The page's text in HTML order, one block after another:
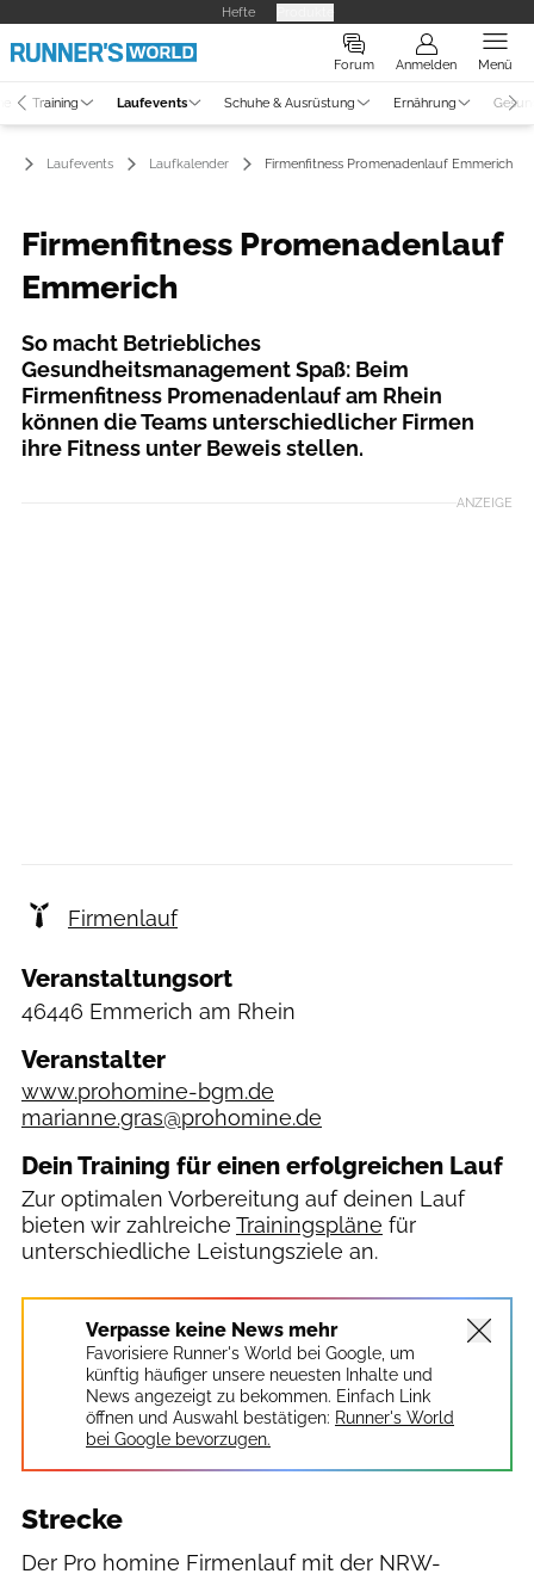
Hefte
Forum Anmelden Menü
Training Laufevents Schuhe & Ausrüstung Ernährung
Laufevents Laufkalender Firmenfitness Promenadenlauf Emmerich
Firmenfitness Promenadenlauf
Emmerich
So macht Betriebliches
Gesundheitsmanagement Spaß: Beim
Firmenfitness Promenadenlauf am Rhein
können die Teams unterschiedlicher Firmen
ihre Fitness unter Beweis stellen.
ANZEIGE
Firmenlauf
Veranstaltungsort
46446 Emmerich am Rhein
Veranstalter
www.prohomine-bgm.de
marianne.gras@prohomine.de
Dein Training für einen erfolgreichen Lauf
Zur optimalen Vorbereitung auf deinen Lauf
bieten wir zahlreiche Trainingspläne für
unterschiedliche Leistungsziele an.
Verpasse keine News mehr
Favorisiere Runner's World bei Google, um
künftig häufiger unsere neuesten Inhalte und
News angezeigt zu bekommen. Einfach Link
öffnen und Auswahl bestätigen: Runner's World
bei Google bevorzugen.
Strecke
Der Pro homine Firmenlauf mit der NRW-